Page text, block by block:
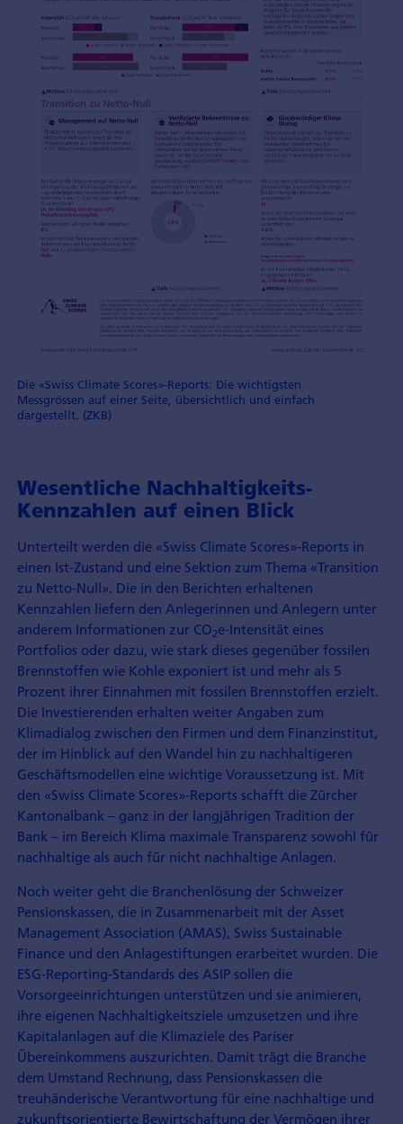
Die «Swiss Climate Scores»-Reports: Die wichtigsten
Messgrössen auf einer Seite, übersichtlich und einfach
dargestellt. (ZKB)
Wesentliche Nachhaltigkeits-
Kennzahlen auf einen Blick
Unterteilt werden die «Swiss Climate Scores»-Reports in
einen Ist-Zustand und eine Sektion zum Thema «Transition
zu Netto-Null». Die in den Berichten erhaltenen
Kennzahlen liefern den Anlegerinnen und Anlegern unter
anderem Informationen zur CO2e-Intensität eines
Portfolios oder dazu, wie stark dieses gegenüber fossilen
Brennstoffen wie Kohle exponiert ist und mehr als 5
Prozent ihrer Einnahmen mit fossilen Brennstoffen erzielt.
Die Investierenden erhalten weiter Angaben zum
Klimadialog zwischen den Firmen und dem Finanzinstitut,
der im Hinblick auf den Wandel hin zu nachhaltigeren
Geschäfts­modellen eine wichtige Voraussetzung ist. Mit
den «Swiss Climate Scores»-Reports schafft die Zürcher
Kantonalbank – ganz in der langjährigen Tradition der
Bank – im Bereich Klima maximale Transparenz sowohl für
nachhaltige als auch für nicht nachhaltige Anlagen.
Noch weiter geht die Branchenlösung der Schweizer
Pensionskassen, die in Zusammenarbeit mit der Asset
Management Association (AMAS), Swiss Sustainable
Finance und den Anlagestiftungen erarbeitet wurden. Die
ESG-Reporting-Standards des ASIP sollen die
Vorsorgeeinrichtungen unterstützen und sie animieren,
ihre eigenen Nachhaltigkeitsziele umzusetzen und ihre
Kapitalanlagen auf die Klimaziele des Pariser
Übereinkommens auszurichten. Damit trägt die Branche
dem Umstand Rechnung, dass Pensionskassen die
treuhänderische Verantwortung für eine nachhaltige und
zukunftsorientierte Bewirtschaftung der Vermögen ihrer